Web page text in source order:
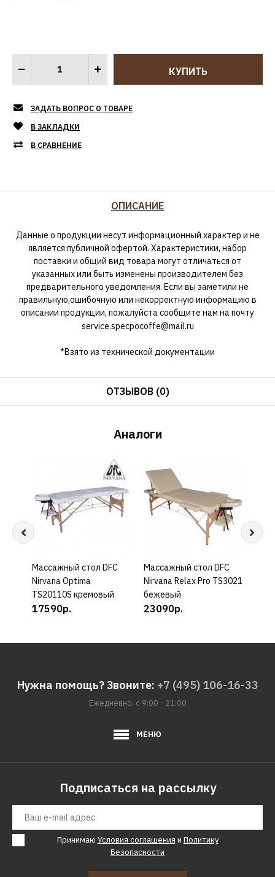
ЗАДАТЬ ВОПРОС О ТОВАРЕ
В ЗАКЛАДКИ
В СРАВНЕНИЕ
ОПИСАНИЕ
Данные о продукции несут информационный характер и не
является публичной офертой. Характеристики, набор
поставки и общий вид товара могут отличаться от
указанных или быть изменены производителем без
предварительного уведомления. Если вы заметили не
правильную,ошибочную или некорректную информацию в
описании продукции, пожалуйста сообщите нам на почту
service.specpocoffe@mail.ru
*Взято из технической документации
ОТЗЫВОВ (0)
Аналоги
КУПИТЬ
Массажный стол DFC
Nirvana Optima
TS20110S кремовый
17590р.
КУПИТЬ
Массажный стол DFC
Nirvana Relax Pro TS3021
бежевый
23090р.
Нужна помощь? Звоните: +7 (495) 106-16-33
Ежедневно: с 9:00 - 21:00
МЕНЮ
Подписаться на рассылку
Принимаю Условия соглашения и Политику
Безопасности